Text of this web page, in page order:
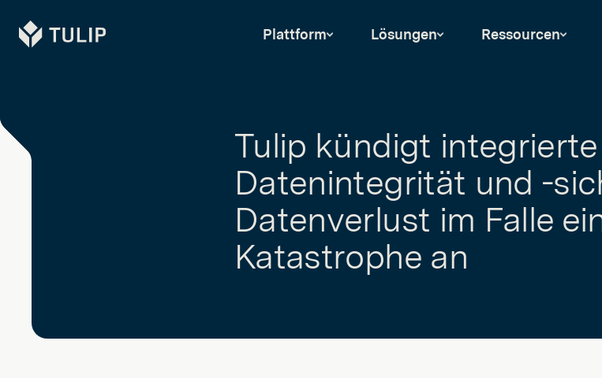
Tulip Plattform Lösungen Ressourcen
Tulip kündigt integrierte
Datenintegrität und -
Datenverlust im Falle
Katastrophe an